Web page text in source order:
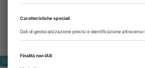
Approfondisci
O33